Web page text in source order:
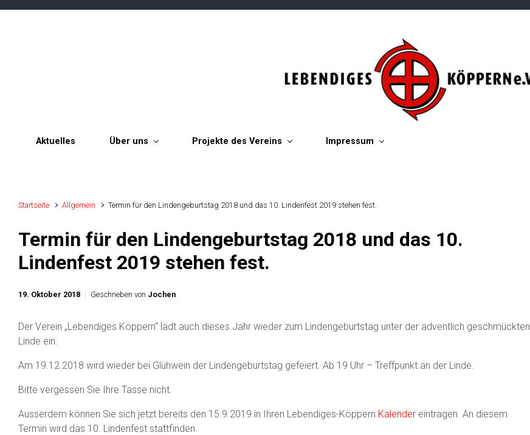
Zum Hauptinhalt springen
Aktuelles Über uns Projekte des Vereins Impressum
Startseite Allgemein Termin für den Lindengeburtstag 2018 und das 10. Lindenfest 2019 stehen fest.
Termin für den Lindengeburtstag 2018 und das 10.
Lindenfest 2019 stehen fest.
19. Oktober 2018 Geschrieben von Jochen
Der Verein „Lebendiges Köppern“ lädt auch dieses Jahr wieder zum Lindengeburtstag unter der adventlich geschmückten
Linde ein.
Am 19.12.2018 wird wieder bei Glühwein der Lindengeburtstag gefeiert. Ab 19 Uhr – Treffpunkt an der Linde.
Bitte vergessen Sie Ihre Tasse nicht.
Ausserdem können Sie sich jetzt bereits den 15.9.2019 in Ihren Lebendiges-Köppern Kalender eintragen. An diesem
Termin wird das 10. Lindenfest stattfinden.